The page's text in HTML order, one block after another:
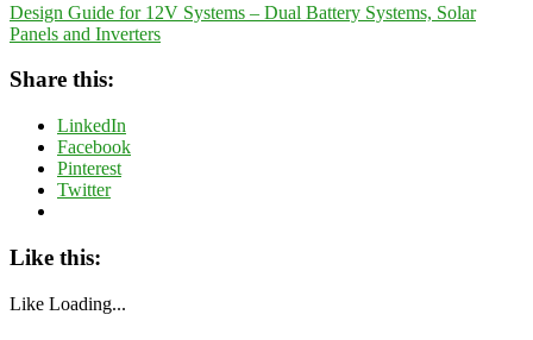
Design Guide for 12V Systems – Dual Battery Systems, Solar
Panels and Inverters
Share this:
LinkedIn
Facebook
Pinterest
Twitter
Like this:
Like Loading...